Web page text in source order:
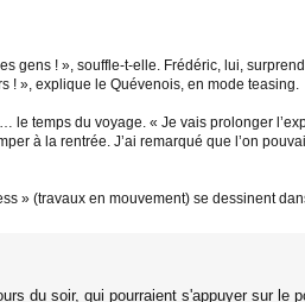
gens ! », souffle-t-elle. Frédéric, lui,
! », explique le Quévenois, en mode teasing.
temps du voyage. « Je vais prolonger
à la rentrée. J’ai remarqué que l’on
» (travaux en mouvement) se dessinent
du soir, qui pourraient s'appuyer sur le